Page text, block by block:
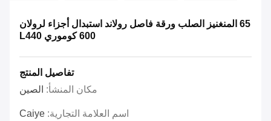
65 المنغنيز الصلب ورقة فاصل رولاند استبدال أجزاء لرولان
600 كوموري L440
تفاصيل المنتج
مكان المنشأ: الصين
اسم العلامة التجارية: Caiye